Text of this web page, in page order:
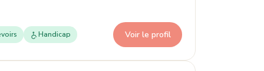
Handicap Voir le profil